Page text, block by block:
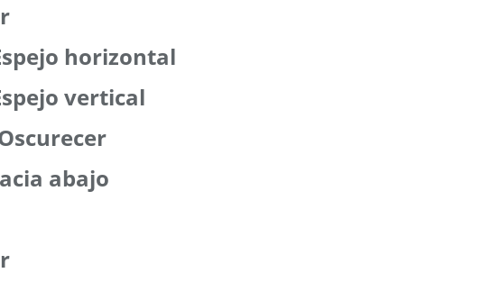
horizontal
vertical
abajo